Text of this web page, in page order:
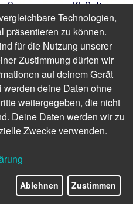
Sie in unserem KI-Soft-
gezielt
und Überzeugungskraft
Sie Ihre
durch den Einsatz
stärkt Kundenbindung
durch emotionale
emotionale Trigger
Verkaufen.
Technologien,
präsentieren zu können.
für die Nutzung unserer
Zustimmung dürfen wir
auf deinem Gerät
deine Daten ohne
weitergegeben, die nicht
Deine Daten werden wir zu
Zwecke verwenden.
Ablehnen Zustimmen